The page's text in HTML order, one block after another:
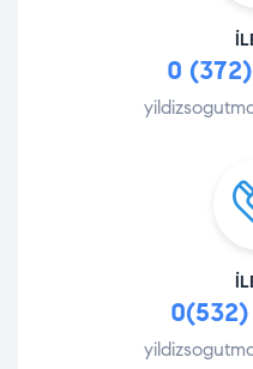
0
0(532)